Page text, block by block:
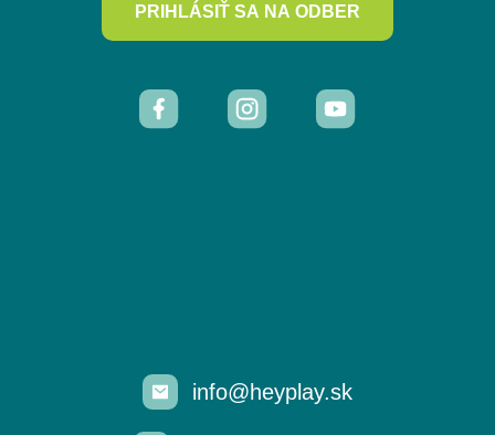
info@heyplay.sk
PRIHLÁSIŤ SA NA ODBER